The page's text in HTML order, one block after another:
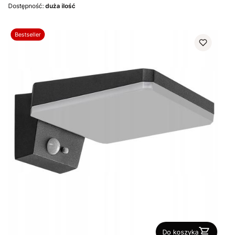
Dostępność: duża ilość
Bestseller
Do koszyka